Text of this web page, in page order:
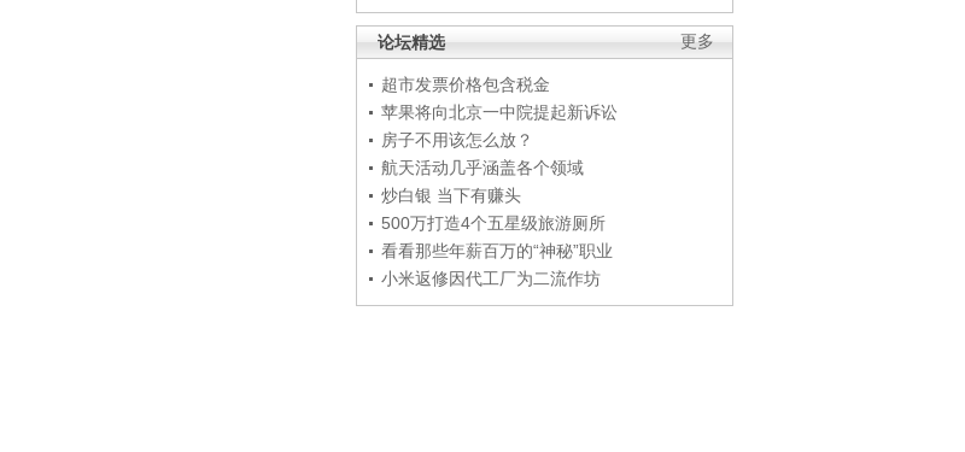
更多
论坛精选
超市发票价格包含税金
苹果将向北京一中院提起新诉讼
房子不用该怎么放？
航天活动几乎涵盖各个领域
炒白银 当下有赚头
500万打造4个五星级旅游厕所
看看那些年薪百万的“神秘”职业
小米返修因代工厂为二流作坊